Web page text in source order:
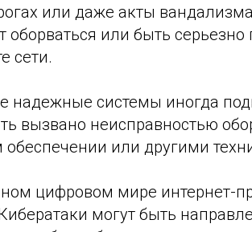
или даже акты
оборваться или быть
сети.
надежные системы иногда
вызвано неисправностью
или другими
цифровом мире интернет-
могут быть